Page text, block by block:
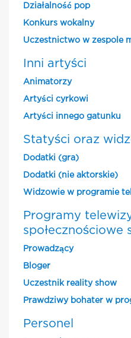
Działalność pop
Konkurs wokalny
Uczestnictwo w zespole
Inni artyści
Animatorzy
Artyści cyrkowi
Artyści innego gatunku
Statyści oraz
Dodatki (gra)
Dodatki (nie aktorskie)
Widzowie w programie
Programy
społecznościowe
Prowadzący
Bloger
Uczestnik reality show
Prawdziwy bohater w
Personel